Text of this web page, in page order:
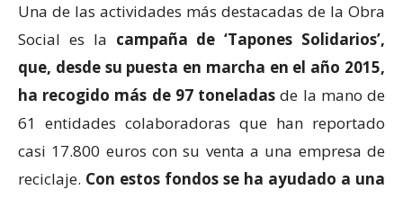
Una de las actividades más destacadas de la Obra
Social es la campaña de ‘Tapones Solidarios’,
que, desde su puesta en marcha en el año 2015,
ha recogido más de 97 toneladas de la mano de
61 entidades colaboradoras que han reportado
casi 17.800 euros con su venta a una empresa de
reciclaje. Con estos fondos se ha ayudado a una